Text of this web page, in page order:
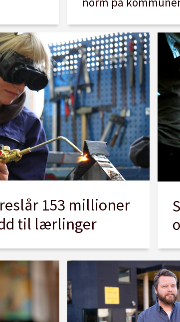
153 millioner
til lærlinger